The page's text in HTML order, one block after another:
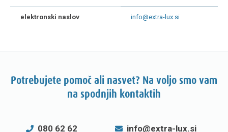
elektronski naslov info@extra-lux.si
Potrebujete pomoč ali nasvet? Na voljo smo vam
na spodnjih kontaktih
080 62 62 info@extra-lux.si